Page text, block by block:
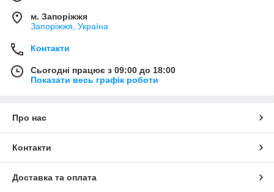
м. Запоріжжя
Запоріжжя, Україна
Контакти
Сьогодні працює з 09:00 до 18:00
Показати весь графік роботи
Про нас
Контакти
Доставка та оплата